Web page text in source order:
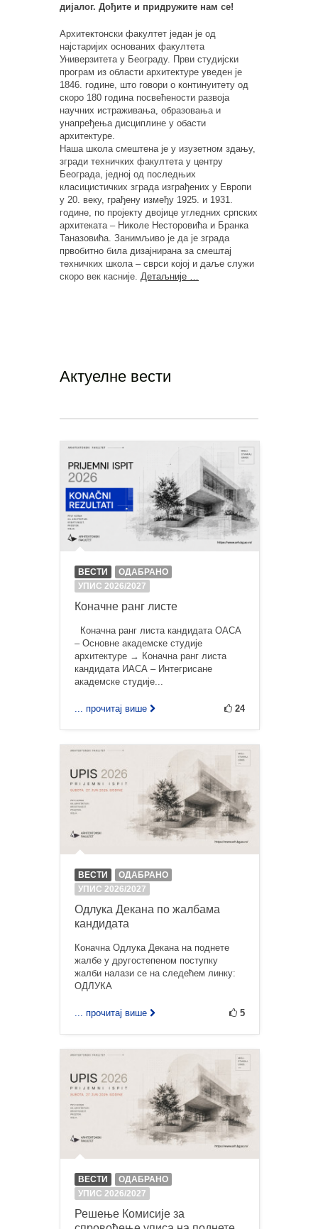
дијалог. Дођите и придружите нам се!
Архитектонски факултет један је од
најстаријих основаних факултета
Универзитета у Београду. Први студијски
програм из области архитектуре уведен је
1846. године, што говори о континуитету од
скоро 180 година посвећености развоја
научних истраживања, образовања и
унапређења дисциплине у обасти
архитектуре.
Наша школа смештена је у изузетном здању,
згради техничких факултета у центру
Београда, једној од последњих
класицистичких зграда изграђених у Европи
у 20. веку, грађену између 1925. и 1931.
године, по пројекту двојице угледних српских
архитеката – Николе Несторовића и Бранка
Таназовића. Занимљиво је да је зграда
првобитно била дизајнирана за смештај
техничких школа – сврси којој и даље служи
скоро век касније. Детаљније …
Актуелне вести
ВЕСТИ
ОДАБРАНО
УПИС 2026/2027
Коначне ранг листе
Коначна ранг листа кандидата ОАСА
– Основне академске студије
архитектуре → Коначна ранг листа
кандидата ИАСА – Интегрисане
академске студије...
... прочитај више 24
ВЕСТИ
ОДАБРАНО
УПИС 2026/2027
Одлука Декана по жалбама
кандидата
Коначна Одлука Декана на поднете
жалбе у другостепеном поступку
жалби налази се на следећем линку:
ОДЛУКА
... прочитај више 5
ВЕСТИ
ОДАБРАНО
УПИС 2026/2027
Решење Комисије за